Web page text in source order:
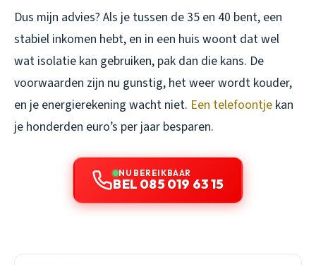
Dus mijn advies? Als je tussen de 35 en 40 bent, een
stabiel inkomen hebt, en in een huis woont dat wel
wat isolatie kan gebruiken, pak dan die kans. De
voorwaarden zijn nu gunstig, het weer wordt kouder,
en je energierekening wacht niet. Een telefoontje kan
je honderden euro’s per jaar besparen.
NU BEREIKBAAR
BEL 085 019 63 15